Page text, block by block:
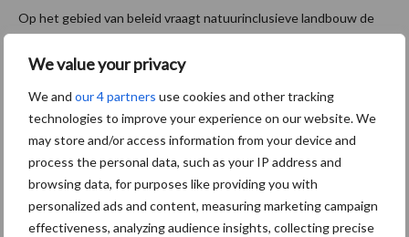
We value your privacy
We and our 4 partners use cookies and other tracking
technologies to improve your experience on our website. We
may store and/or access information from your device and
process the personal data, such as your IP address and
browsing data, for purposes like providing you with
personalized ads and content, measuring marketing campaign
effectiveness, analyzing audience insights, collecting precise
Op het gebied van beleid vraagt natuurinclusieve landbouw de
in een land als Nederland niet makkelijk. De maatschappelijke
waarde van dit soort landbouwsystemen dient volgens de
verschillende sprekers op deze bijeenkomst ook erkend te
worden. Wanneer het aan de financiële kant stevig staat, kan
deze manier van melkvee houden wellicht een uitkomst zijn voor
boeren die interesse hebben in dit landbouwsysteem.
“De mogelijkheden liggen er zeker. Bouw de transitie van je